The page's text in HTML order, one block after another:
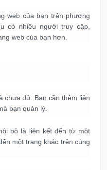
web của bạn trên phương
có nhiều người truy cập,
web của bạn hơn.
chưa đủ. Bạn cần thêm liên
bạn quản lý.
bộ là liên kết đến từ một
một trang khác trên cùng